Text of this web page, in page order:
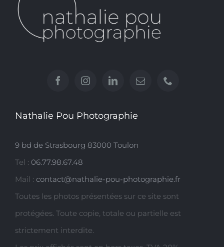
Nathalie Pou Photographie
9 bd de Strasbourg 83000 Toulon
Tel : 06.77.98.67.48
Mail : contact@nathalie-pou-photographie.fr
Toutes les photos présentées sur ce site sont
protégées. Toute copie, totale ou partielle est
strictement interdite.